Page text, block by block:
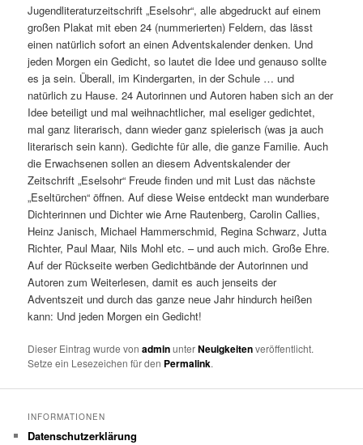
Jugendliteraturzeitschrift „Eselsohr“, alle abgedruckt auf einem
großen Plakat mit eben 24 (nummerierten) Feldern, das lässt
einen natürlich sofort an einen Adventskalender denken. Und
jeden Morgen ein Gedicht, so lautet die Idee und genauso sollte
es ja sein. Überall, im Kindergarten, in der Schule … und
natürlich zu Hause. 24 Autorinnen und Autoren haben sich an der
Idee beteiligt und mal weihnachtlicher, mal eseliger gedichtet,
mal ganz literarisch, dann wieder ganz spielerisch (was ja auch
literarisch sein kann). Gedichte für alle, die ganze Familie. Auch
die Erwachsenen sollen an diesem Adventskalender der
Zeitschrift „Eselsohr“ Freude finden und mit Lust das nächste
„Eseltürchen“ öffnen. Auf diese Weise entdeckt man wunderbare
Dichterinnen und Dichter wie Arne Rautenberg, Carolin Callies,
Heinz Janisch, Michael Hammerschmid, Regina Schwarz, Jutta
Richter, Paul Maar, Nils Mohl etc. – und auch mich. Große Ehre.
Auf der Rückseite werben Gedichtbände der Autorinnen und
Autoren zum Weiterlesen, damit es auch jenseits der
Adventszeit und durch das ganze neue Jahr hindurch heißen
kann: Und jeden Morgen ein Gedicht!
Dieser Eintrag wurde vonadminunterNeuigkeitenveröffentlicht.
Setze ein Lesezeichen für den Permalink.
INFORMATIONEN
Datenschutzerklärung